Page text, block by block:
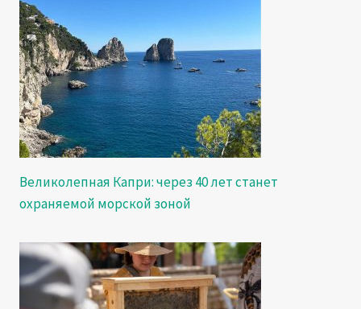
Великолепная Капри: через 40 лет станет
охраняемой морской зоной